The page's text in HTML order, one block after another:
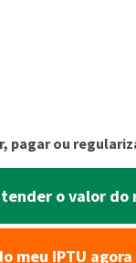
pagar ou
o valor do
meu IPTU agora